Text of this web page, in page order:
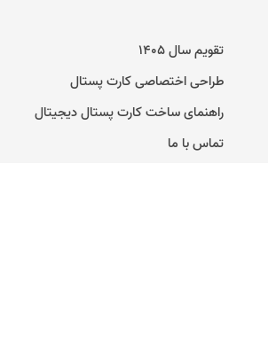
تقویم سال ۱۴۰۵
طراحی اختصاصی کارت پستال
راهنمای ساخت کارت پستال دیجیتال
تماس با ما